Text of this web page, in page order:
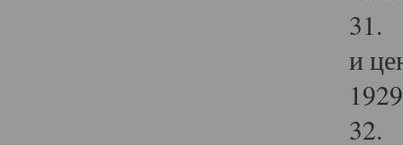
31.
и
32.